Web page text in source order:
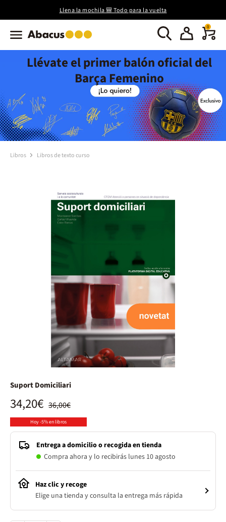
Llena la mochila 🎒 Todo para la vuelta
0
Llévate el primer balón oficial del
Barça Femenino
Libros Libros de texto curso
Suport Domiciliari
36,00€
34,20€
Hoy -5% en libros
Entrega a domicilio o recogida en tienda
Compra ahora y lo recibirás lunes 10 agosto
Haz clic y recoge
Elige una tienda y consulta la entrega más rápida